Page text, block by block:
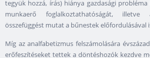
tegyük hozzá, írás) hiánya gazdasági
munkaerő foglalkoztathatóságát,
összefüggést mutat a bűnestek előfordulásával
Míg az analfabetizmus felszámolására
erőfeszítéseket tettek a döntéshozók kezdve